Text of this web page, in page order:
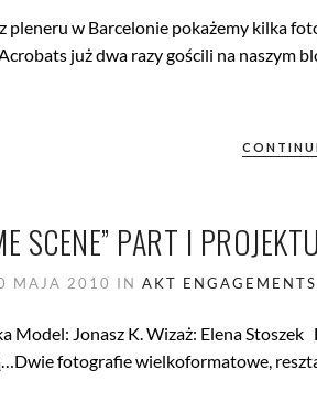
pleneru w Barcelonie pokażemy kilka
już dwa razy gościli na naszym
SCENE” PART I
MAJA 2010 INAKT ENGAGEMENTS
Model: Jonasz K. Wizaż: Elena
fotografie wielkoformatowe,